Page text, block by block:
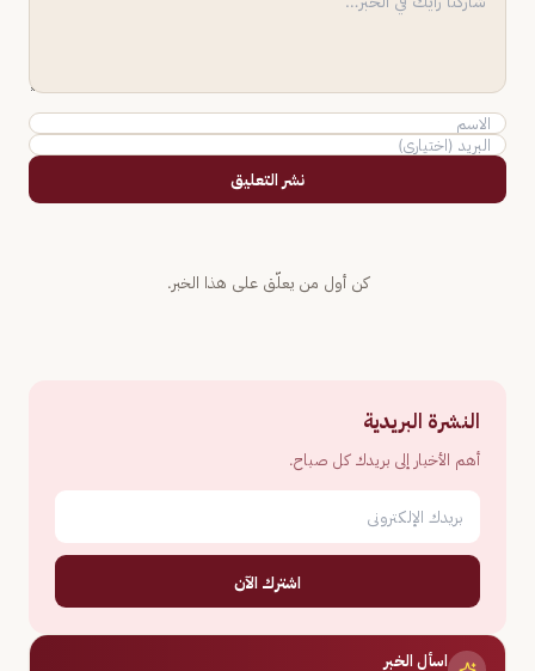
نشر التعليق
كن أول من يعلّق على هذا الخبر.
النشرة البريدية
أهم الأخبار إلى بريدك كل صباح.
اشترك الآن
اسأل الخبر